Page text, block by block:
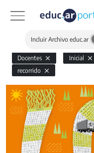
Incluir Archivo educ.ar
Docentes Inicial
recorrido